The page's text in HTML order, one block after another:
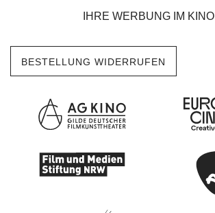
IHRE WERBUNG IM KINO
BESTELLUNG WIDERRUFEN